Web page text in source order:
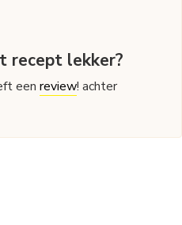
recept lekker?
eenreview! achter